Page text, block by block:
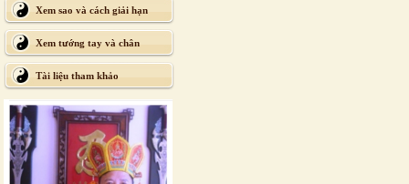
Xem sao và cách giải hạn
Xem tướng tay và chân
Tài liệu tham khảo